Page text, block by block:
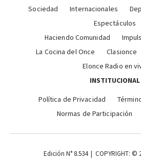
Sociedad
Internacionales
Espectáculos
Haciendo Comunidad
La Cocina del Once
Clasionce
Elonce Radio en
INSTITUCIONAL
Política de Privacidad
Normas de Participación
Edición N° 8.534 | COPYRIGHT: ©